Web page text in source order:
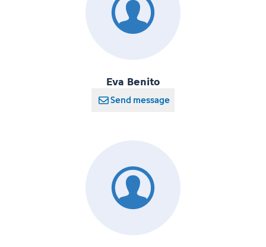
Eva Benito
Send message